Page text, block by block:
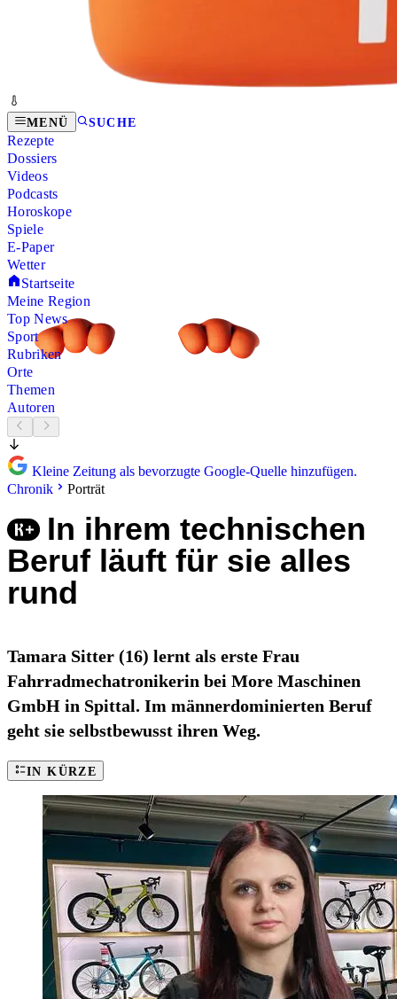
MENÜ SUCHE
Rezepte
Dossiers
Videos
Podcasts
Horoskope
Spiele
E-Paper
Wetter
Startseite
Meine Region
Top News
Sport
Rubriken
Orte
Themen
Autoren
Kleine Zeitung als bevorzugte Google-Quelle hinzufügen.
Chronik
Porträt
In ihrem technischen
Beruf läuft für sie alles
rund
Tamara Sitter (16) lernt als erste Frau
Fahrradmechatronikerin bei More Maschinen
GmbH in Spittal. Im männerdominierten Beruf
geht sie selbstbewusst ihren Weg.
IN KÜRZE